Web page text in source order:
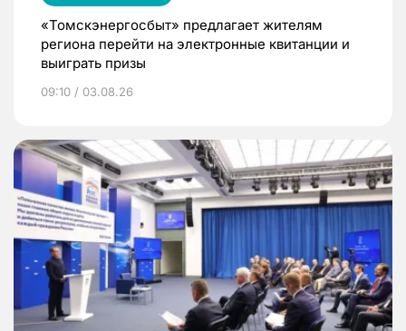
«Томскэнергосбыт» предлагает жителям
региона перейти на электронные квитанции и
выиграть призы
09:10 / 03.08.26